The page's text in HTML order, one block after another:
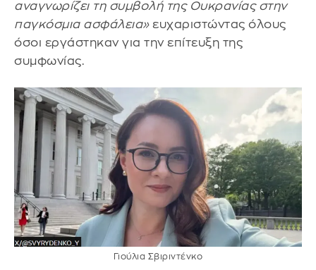
αναγνωρίζει τη συμβολή της Ουκρανίας στην
παγκόσμια ασφάλεια»ευχαριστώντας όλους
όσοι εργάστηκαν για την επίτευξη της
συμφωνίας.
Γιούλια Σβιριντένκο